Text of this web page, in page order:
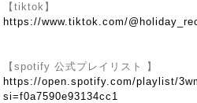
【tiktok】
https://www.tiktok.com/
【spotify 公式プレイリスト 】
https://open.spotify.com/playlist/
si=f0a7590e93134cc1